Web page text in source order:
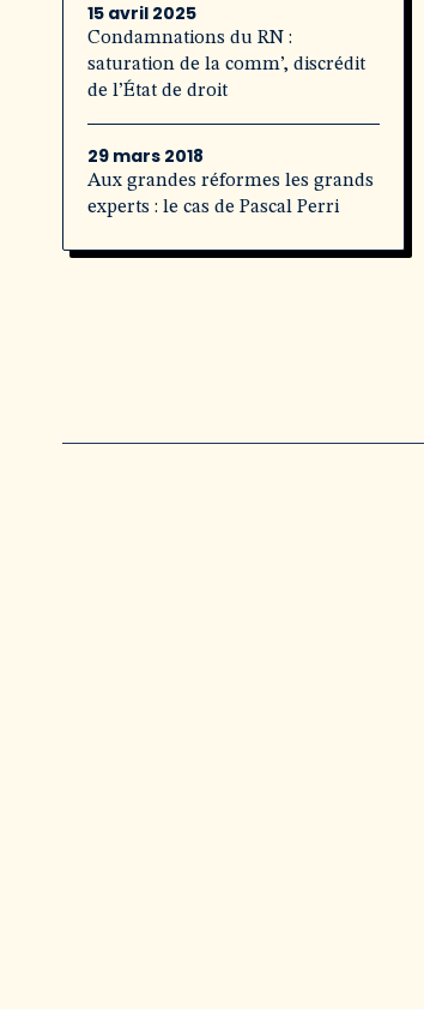
15 avril 2025
Condamnations du RN :
saturation de la comm’, discrédit
de l’État de droit
29 mars 2018
Aux grandes réformes les grands
experts : le cas de Pascal Perri